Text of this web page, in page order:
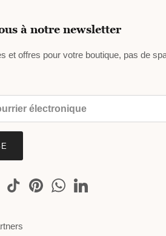
à notre newsletter
et offres pour votre boutique, pas de